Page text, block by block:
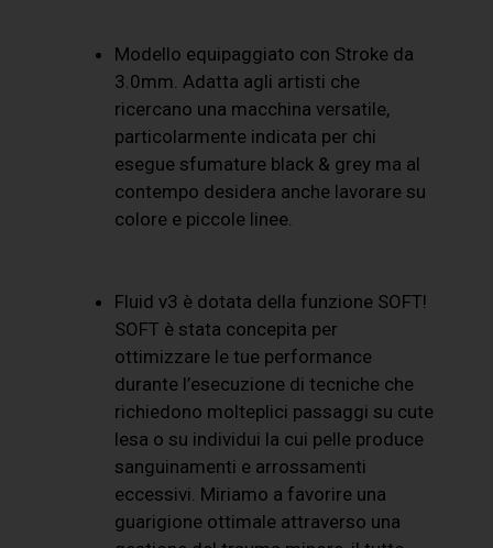
Modello equipaggiato con Stroke da
3.0mm. Adatta agli artisti che
ricercano una macchina versatile,
particolarmente indicata per chi
esegue sfumature black & grey ma al
contempo desidera anche lavorare su
colore e piccole linee.
Fluid v3 è dotata della funzione SOFT!
SOFT è stata concepita per
ottimizzare le tue performance
durante l’esecuzione di tecniche che
richiedono molteplici passaggi su cute
lesa o su individui la cui pelle produce
sanguinamenti e arrossamenti
eccessivi. Miriamo a favorire una
guarigione ottimale attraverso una